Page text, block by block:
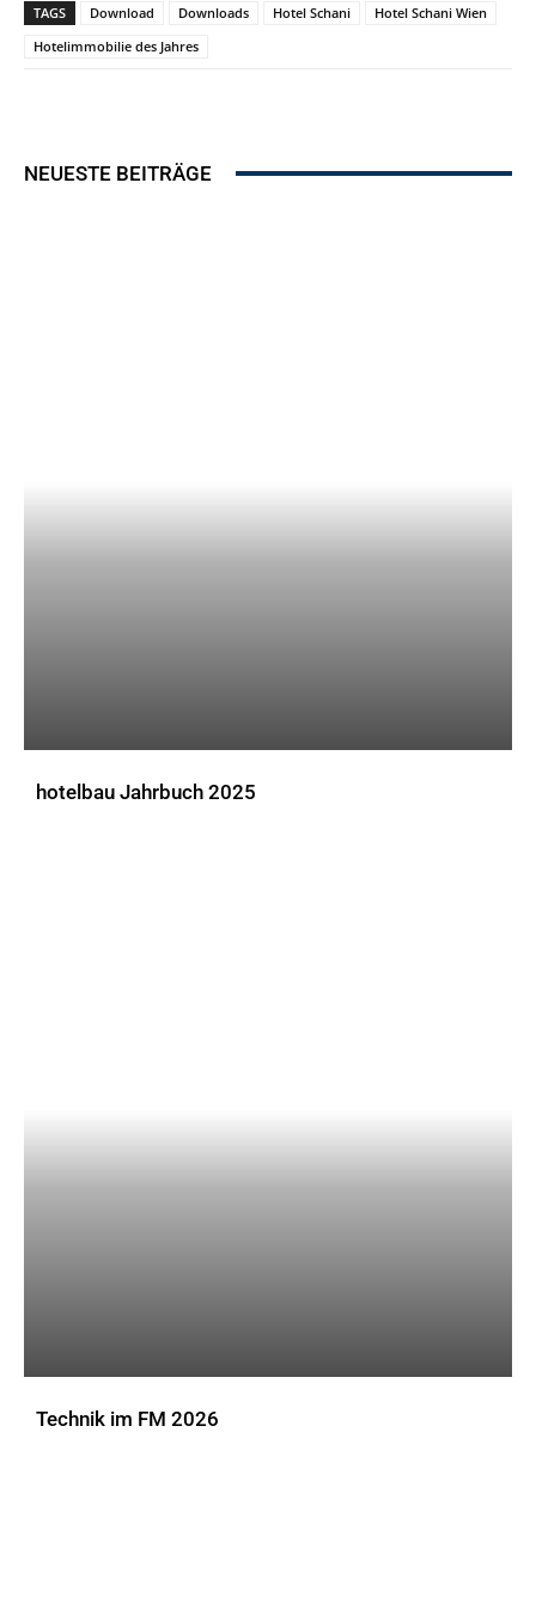
TAGS Download Downloads Hotel Schani
Hotel Schani Wien
Hotelimmobilie des Jahres
NEUESTE BEITRÄGE
hotelbau Jahrbuch 2025
Technik im FM 2026